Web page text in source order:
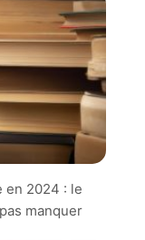
en 2024 : le
manquer